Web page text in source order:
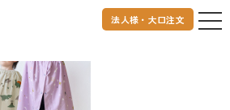
法人様・大口注文